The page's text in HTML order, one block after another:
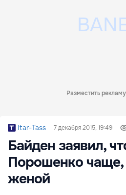
Разместить
Itar-Tass 7 декабря 2015, 19:49
Байден заявил,
Порошенко чаще,
женой